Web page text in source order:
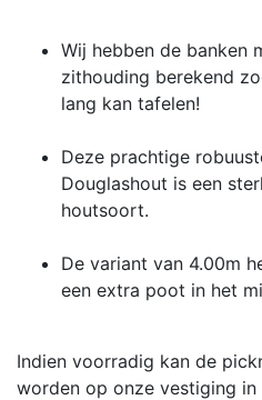
Wij hebben de banken
zithouding berekend
lang kan tafelen!
Deze prachtige
Douglashout is een
houtsoort.
De variant van 4.00m
een extra poot in het
Indien voorradig kan de
worden op onze vestiging in